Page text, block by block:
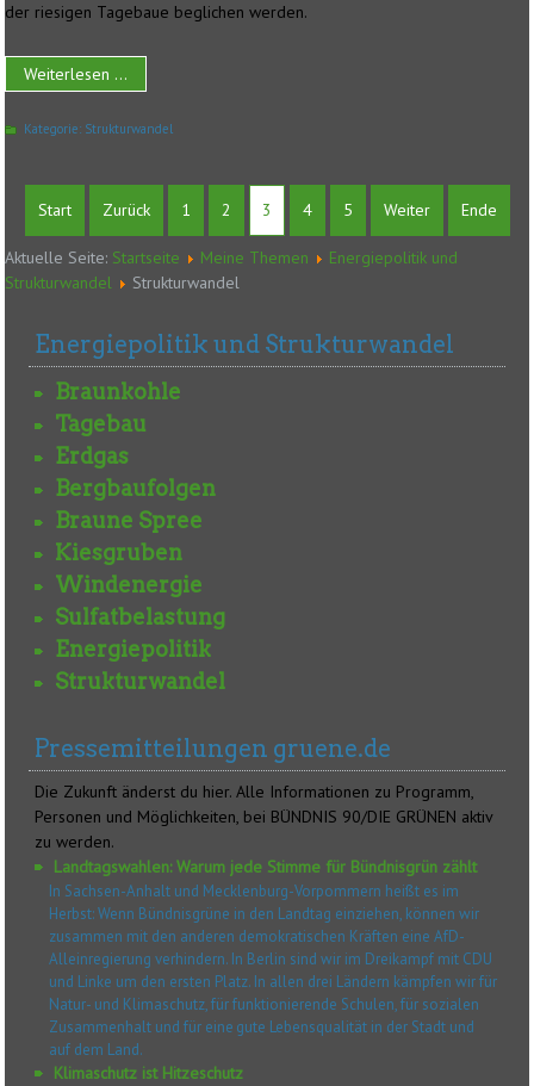
der riesigen Tagebaue beglichen werden.
Weiterlesen ...
Kategorie: Strukturwandel
Start Zurück 1 2 3 4 5 Weiter Ende
Aktuelle Seite: Startseite Meine Themen
Energiepolitik und
Strukturwandel
Strukturwandel
Energiepolitik und Strukturwandel
Braunkohle
Tagebau
Erdgas
Bergbaufolgen
Braune Spree
Kiesgruben
Windenergie
Sulfatbelastung
Energiepolitik
Strukturwandel
Pressemitteilungen gruene.de
Die Zukunft änderst du hier. Alle Informationen zu Programm,
Personen und Möglichkeiten, bei BÜNDNIS 90/DIE GRÜNEN aktiv
zu werden.
Landtagswahlen: Warum jede Stimme für Bündnisgrün zählt
In Sachsen-Anhalt und Mecklenburg-Vorpommern heißt es im
Herbst: Wenn Bündnisgrüne in den Landtag einziehen, können wir
zusammen mit den anderen demokratischen Kräften eine AfD-
Alleinregierung verhindern. In Berlin sind wir im Dreikampf mit CDU
und Linke um den ersten Platz. In allen drei Ländern kämpfen wir für
Natur- und Klimaschutz, für funktionierende Schulen, für sozialen
Zusammenhalt und für eine gute Lebensqualität in der Stadt und
auf dem Land.
Klimaschutz ist Hitzeschutz